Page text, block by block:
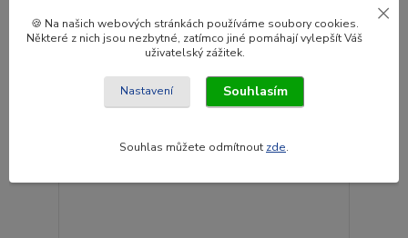
17 940 Kč/ks
14 826 Kč bez DPH
Skladem
Přidat do košíku
🍪 Na našich webových stránkách používáme soubory cookies.
Některé z nich jsou nezbytné, zatímco jiné pomáhají vylepšít Váš
uživatelský zážitek.
Nastavení Souhlasím
Souhlas můžete odmítnout zde.